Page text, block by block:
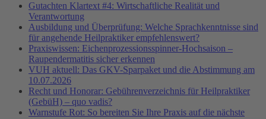
Gutachten Klartext #4: Wirtschaftliche Realität und
Verantwortung
Ausbildung und Überprüfung: Welche Sprachkenntnisse sind
für angehende Heilpraktiker empfehlenswert?
Praxiswissen: Eichenprozessionsspinner-Hochsaison –
Raupendermatitis sicher erkennen
VUH aktuell: Das GKV-Sparpaket und die Abstimmung am
10.07.2026
Recht und Honorar: Gebührenverzeichnis für Heilpraktiker
(GebüH) – quo vadis?
Warnstufe Rot: So bereiten Sie Ihre Praxis auf die nächste